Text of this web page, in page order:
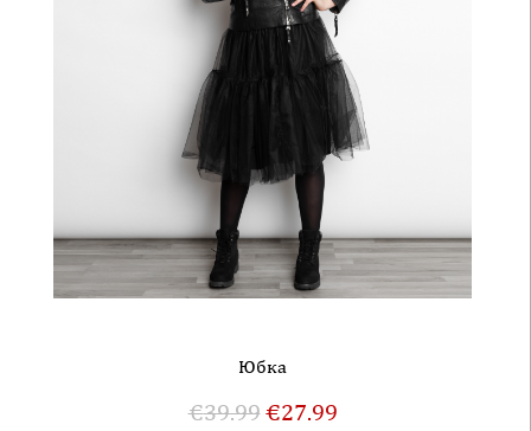
Юбка
€39.99€27.99